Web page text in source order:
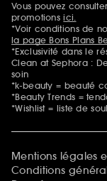
Mentions
Vous pouvez
promotionsici.
*Voir conditions de
la page Bons Plans
*Exclusivité dans le
Clean at Sephora :
soin
*k-beauty = beauté
*Beauty Trends =
*Wishlist = liste de
Mentions légales
Conditions